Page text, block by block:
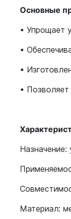
Основные
• Упрощает
•
•
•
Назначение:
Материал: